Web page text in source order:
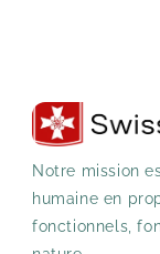
Notre mission
humaine en
fonctionnels,